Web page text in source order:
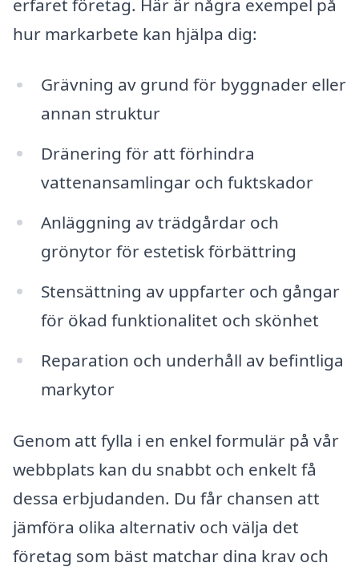
erfaret företag. Här är några exempel på
hur markarbete kan hjälpa dig:
Grävning av grund för byggnader eller
annan struktur
Dränering för att förhindra
vattenansamlingar och fuktskador
Anläggning av trädgårdar och
grönytor för estetisk förbättring
Stensättning av uppfarter och gångar
för ökad funktionalitet och skönhet
Reparation och underhåll av befintliga
markytor
Genom att fylla i en enkel formulär på vår
webbplats kan du snabbt och enkelt få
dessa erbjudanden. Du får chansen att
jämföra olika alternativ och välja det
företag som bäst matchar dina krav och